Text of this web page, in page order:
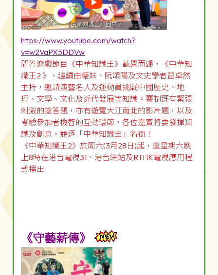
https://www.youtube.com/watch?
v=w2VaPX5DDVw
問答遊戲節目《中華知識王》載譽而歸，《中華知
識王2 》，繼續由糖妹、阮頌陽及文史學者曾卓然
主持，邀請演藝名人及運動員挑戰中國歷史、地
理、文學、文化及近代發展等知識。賽制既有緊張
刺激的搶答題，亦有遊覽大江南北的影片題，以及
考驗參加者機智的互動環節，各位嘉賓將要發揮知
識及創意，競逐「中華知識王」名銜！
《中華知識王2》於周六(3月28日)起，逢星期六晚
上8時在港台電視31、港台網站及RTHK電視應用程
式播出
《守藝薪傳》